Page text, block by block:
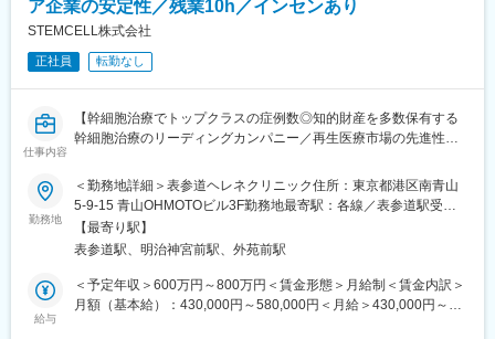
ています。OJT中心に業務を引き継ぎますので、生産管理やサプ
ライチェーンに興味があり、主体的に学びたい方を歓迎します。
■【当社について】同社は1978年設立のジェネリック医薬品専門
メーカーとして、国内外の製薬工場と連携しながら医薬品の安定
供給に取り組んできました。原薬・中間体輸入から製品開発、コ
ンサルティングまで幅広い事業を展開し、今後も需要拡大が見込
まれる分野で成長を続けています。「よく遊び、よく学ぶ」を大
ンも活発です。安定した業界で専門性を高め、社会貢献性の高い
仕事に腰を据えて取り組みたい方に最適な環境です。
■社風：
づくりの基本としているとおり、
社内は社長を始め明るく元気な社員が多く、社員同士のコミュニ
ア企業の安定性／残業10h／インセンあり
STEMCELL株式会社
正社員 転勤なし
仕事内容
【幹細胞治療でトップクラスの症例数◎知的財産を多数保有する
幹細胞治療のリーディングカンパニー／再生医療市場の先進性と
センティブあり】
■業務内容
当社のクリニックに併設されているラボにて、細胞培養スタッフ
とともに培養業務を行っていただきます。
また、メンバーの業務補助をはじめとした業務マネジメント、予
約状況をもとにスケジュール調整もご担当いただきます。
勤務地
＜勤務地詳細＞表参道ヘレネクリニック住所：東京都港区南青山
5-9-15 青山OHMOTOビル3F勤務地最寄駅：各線／表参道駅受動
喫煙対策：屋内全面禁煙変更の範囲：会社の定める事業所
【最寄り駅】
表参道駅、明治神宮前駅、外苑前駅
給与
＜予定年収＞600万円～800万円＜賃金形態＞月給制＜賃金内訳＞
月額（基本給）：430,000円～580,000円＜月給＞430,000円～